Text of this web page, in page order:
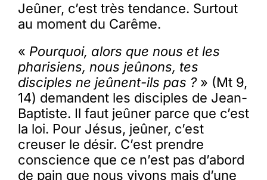
La revue Responsables
Jeûner, c’est très tendance. Surtout
au moment du Carême.
« Pourquoi, alors que nous et les
pharisiens, nous jeûnons, tes
disciples ne jeûnent-ils pas ? » (Mt 9,
14) demandent les disciples de Jean-
Baptiste. Il faut jeûner parce que c’est
la loi. Pour Jésus, jeûner, c’est
creuser le désir. C’est prendre
conscience que ce n’est pas d’abord
de pain que nous vivons mais d’une